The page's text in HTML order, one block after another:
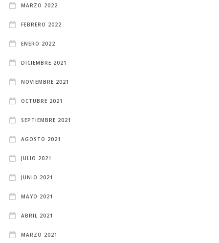
MARZO 2022
FEBRERO 2022
ENERO 2022
DICIEMBRE 2021
NOVIEMBRE 2021
OCTUBRE 2021
SEPTIEMBRE 2021
AGOSTO 2021
JULIO 2021
JUNIO 2021
MAYO 2021
ABRIL 2021
MARZO 2021